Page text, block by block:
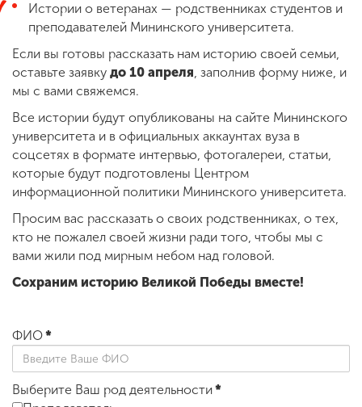
Истории о ветеранах — родственниках студентов и
преподавателей Мининского университета.
Если вы готовы рассказать нам историю своей семьи,
оставьте заявку до 10 апреля, заполнив форму ниже, и
мы с вами свяжемся.
Все истории будут опубликованы на сайте Мининского
университета и в официальных аккаунтах вуза в
соцсетях в формате интервью, фотогалереи, статьи,
которые будут подготовлены Центром
информационной политики Мининского университета.
Просим вас рассказать о своих родственниках, о тех,
кто не пожалел своей жизни ради того, чтобы мы с
вами жили под мирным небом над головой.
Сохраним историю Великой Победы вместе!
ФИО*
Выберите Ваш род деятельности*